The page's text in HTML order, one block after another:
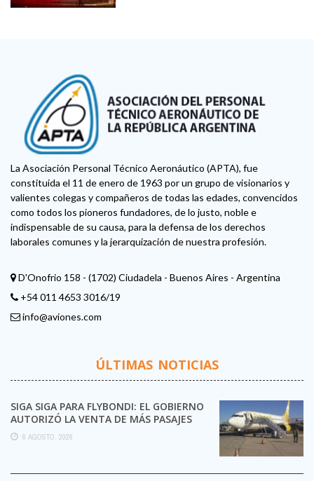
La Asociación Personal Técnico Aeronáutico (APTA), fue
constituida el 11 de enero de 1963 por un grupo de visionarios y
valientes colegas y compañeros de todas las edades, convencidos
como todos los pioneros fundadores, de lo justo, noble e
indispensable de su causa, para la defensa de los derechos
laborales comunes y la jerarquización de nuestra profesión.
D'Onofrio 158 - (1702) Ciudadela - Buenos Aires - Argentina
+54 011 4653 3016/19
info@aviones.com
ÚLTIMAS NOTICIAS
SIGA SIGA PARA FLYBONDI: EL GOBIERNO
AUTORIZÓ LA VENTA DE MÁS PASAJES
6 AGOSTO, 2026